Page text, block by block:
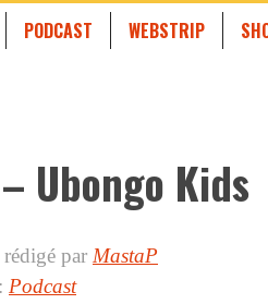
PODCAST WEBSTRIP
Ubongo Kids
rédigé par MastaP
Podcast